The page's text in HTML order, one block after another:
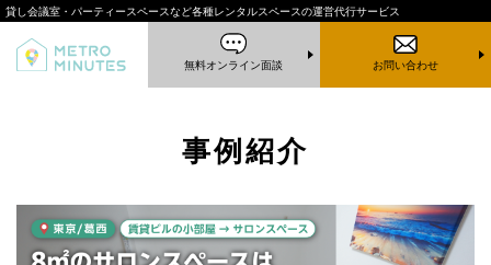
貸し会議室・パーティースペースなど各種レンタルスペースの運営代行サービス
無料オンライン面談 お問い合わせ
事例紹介